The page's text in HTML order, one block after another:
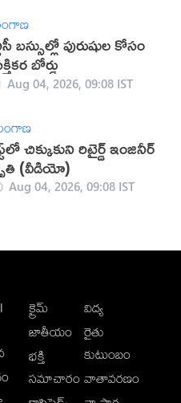
బస్సుల్లో పురుషుల కోసం
బోర్డు
Aug 04, 2026, 09:08 IST
చిక్కుకుని రిటైర్డ్ ఇంజినీర్
(వీడియో)
Aug 04, 2026, 09:08 IST
క్రైమ్
జాతీయం
భక్తి
సమాచారం
విద్య
రైతు
కుటుంబం
వాతావరణం